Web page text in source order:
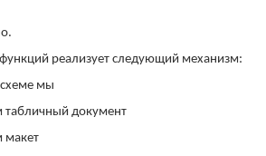
реализует следующий механизм:
схеме мы
табличный документ
макет